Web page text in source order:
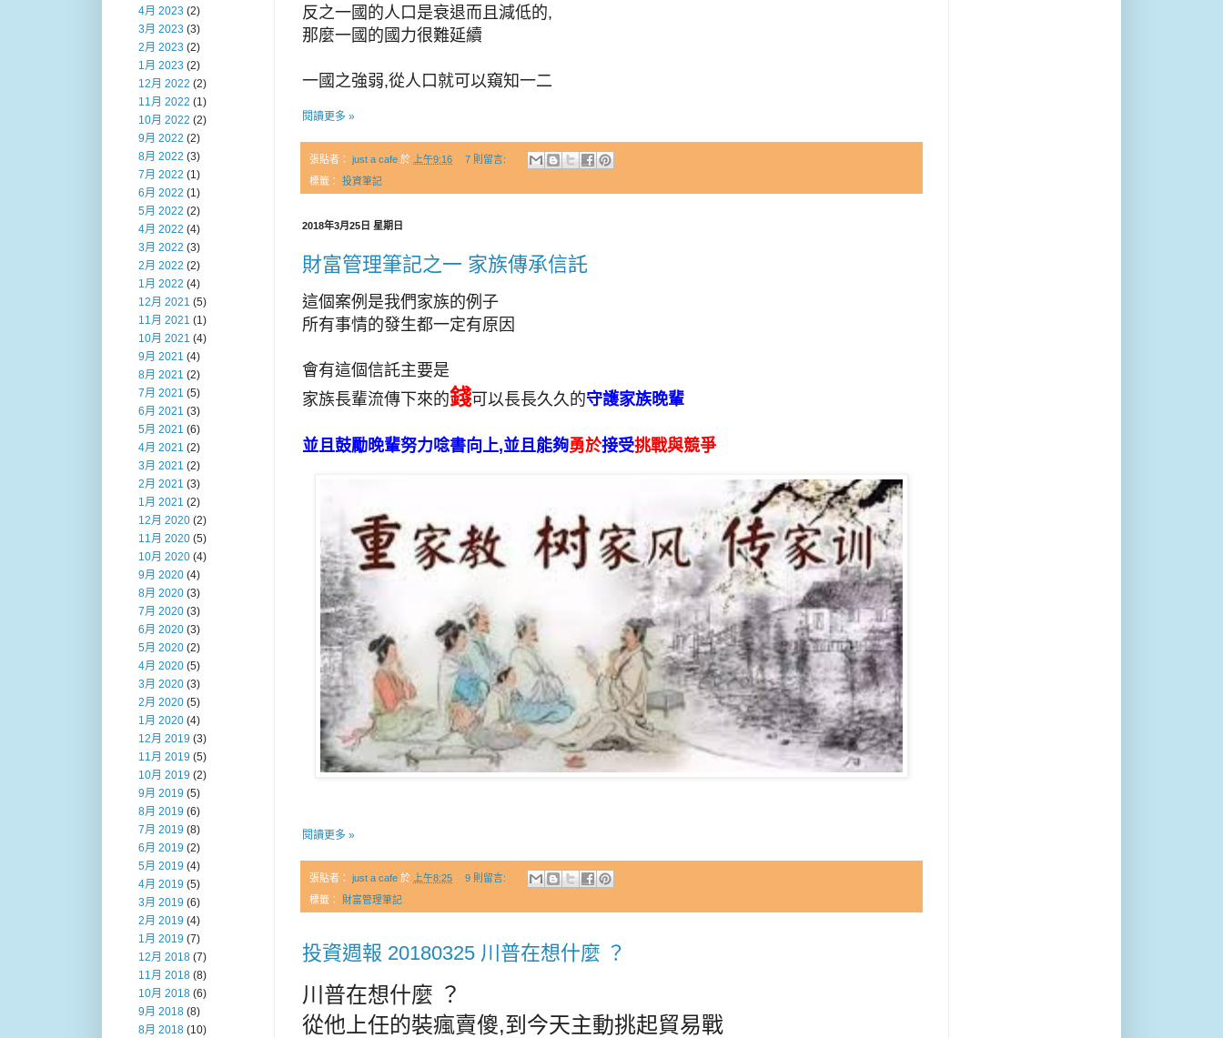
反之一國的人口是衰退而且減低的,
那麼一國的國力很難延續
一國之強弱,從人口就可以窺知一二
閱讀更多 »
張貼者： just a cafe 於 上午9:16 7 則留言:
標籤： 投資筆記
2018年3月25日 星期日
財富管理筆記之一 家族傳承信託
這個案例是我們家族的例子
所有事情的發生都一定有原因
會有這個信託主要是
家族長輩流傳下來的錢可以長長久久的守護家族晚輩
並且鼓勵晚輩努力唸書向上,並且能夠勇於接受挑戰與競爭
閱讀更多 »
張貼者： just a cafe 於 上午8:25 9 則留言:
標籤： 財富管理筆記
投資週報 20180325 川普在想什麼 ？
川普在想什麼 ？
從他上任的裝瘋賣傻,到今天主動挑起貿易戰
4月 2023 (2)
3月 2023 (3)
2月 2023 (2)
1月 2023 (2)
12月 2022 (2)
11月 2022 (1)
10月 2022 (2)
9月 2022 (2)
8月 2022 (3)
7月 2022 (1)
6月 2022 (1)
5月 2022 (2)
4月 2022 (4)
3月 2022 (3)
2月 2022 (2)
1月 2022 (4)
12月 2021 (5)
11月 2021 (1)
10月 2021 (4)
9月 2021 (4)
8月 2021 (2)
7月 2021 (5)
6月 2021 (3)
5月 2021 (6)
4月 2021 (2)
3月 2021 (2)
2月 2021 (3)
1月 2021 (2)
12月 2020 (2)
11月 2020 (5)
10月 2020 (4)
9月 2020 (4)
8月 2020 (3)
7月 2020 (3)
6月 2020 (3)
5月 2020 (2)
4月 2020 (5)
3月 2020 (3)
2月 2020 (5)
1月 2020 (4)
12月 2019 (3)
11月 2019 (5)
10月 2019 (2)
9月 2019 (5)
8月 2019 (6)
7月 2019 (8)
6月 2019 (2)
5月 2019 (4)
4月 2019 (5)
3月 2019 (6)
2月 2019 (4)
1月 2019 (7)
12月 2018 (7)
11月 2018 (8)
10月 2018 (6)
9月 2018 (8)
8月 2018 (10)